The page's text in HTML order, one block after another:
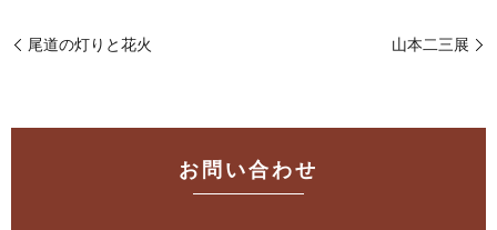
尾道の灯りと花火 山本二三展
お問い合わせ